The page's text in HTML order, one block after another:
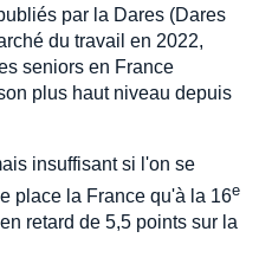
par la Dares (Dares
du travail en 2022,
seniors en France
plus haut niveau depuis
insuffisant si l'on se
place la France qu'à la 16e
retard de 5,5 points sur la